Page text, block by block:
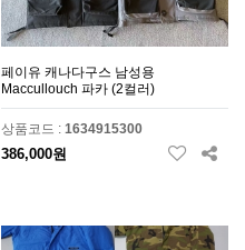
페이유 캐나다구스 남성용
Maccullouch 파카 (2컬러)
상품코드 : 1634915300
386,000원